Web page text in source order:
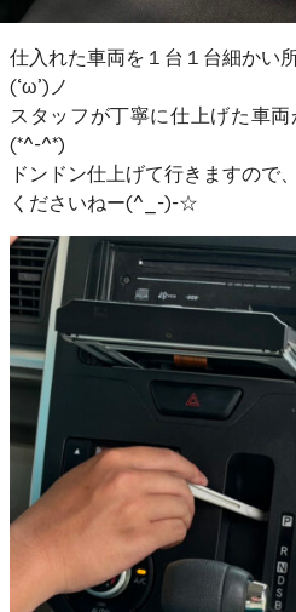
仕入れた車両を１台１台細かい
(‘ω’)ノ
スタッフが丁寧に仕上げた車
(*^-^*)
ドンドン仕上げて行きますので
くださいねー(^_-)-☆